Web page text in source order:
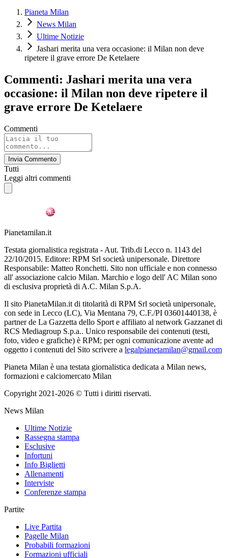
Pianeta Milan
News Milan
Ultime Notizie
Jashari merita una vera occasione: il Milan non deve
ripetere il grave errore De Ketelaere
Commenti: Jashari merita una vera
occasione: il Milan non deve ripetere il
grave errore De Ketelaere
Commenti
Invia Commento
Tutti
Leggi altri commenti
Pianetamilan.it
Testata giornalistica registrata - Aut. Trib.di Lecco n. 1143 del
22/10/2015. Editore: RPM Srl società unipersonale. Direttore
Responsabile: Matteo Ronchetti. Sito non ufficiale e non connesso
all' associazione calcio Milan. Marchio e logo dell' AC Milan sono
di esclusiva proprietà di A.C. Milan S.p.A.
Il sito PianetaMilan.it di titolarità di RPM Srl società unipersonale,
con sede in Lecco (LC), Via Mentana 79, C.F./PI 03601440138, è
partner de La Gazzetta dello Sport e affiliato al network Gazzanet di
RCS Mediagroup S.p.a.. Unico responsabile dei contenuti (testi,
foto, video e grafiche) è RPM; per ogni comunicazione avente ad
oggetto i contenuti del Sito scrivere a legalpianetamilan@gmail.com
Pianeta Milan è una testata giornalistica dedicata a Milan news,
formazioni e calciomercato Milan
Copyright 2021-2026 © Tutti i diritti riservati.
News Milan
Ultime Notizie
Rassegna stampa
Esclusive
Infortuni
Info Biglietti
Allenamenti
Interviste
Conferenze stampa
Partite
Live Partita
Pagelle Milan
Probabili formazioni
Formazioni ufficiali